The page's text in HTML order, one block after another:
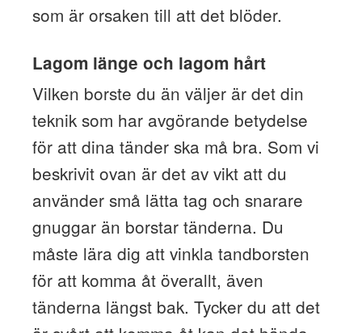
som är orsaken till att det blöder.
Lagom länge och lagom hårt
Vilken borste du än väljer är det din
teknik som har avgörande betydelse
för att dina tänder ska må bra. Som vi
beskrivit ovan är det av vikt att du
använder små lätta tag och snarare
gnuggar än borstar tänderna. Du
måste lära dig att vinkla tandborsten
för att komma åt överallt, även
tänderna längst bak. Tycker du att det